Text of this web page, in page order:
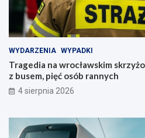
WYDARZENIA WYPADKI
Tragedia na wrocławskim
z busem, pięć osób rannych
4 sierpnia 2026